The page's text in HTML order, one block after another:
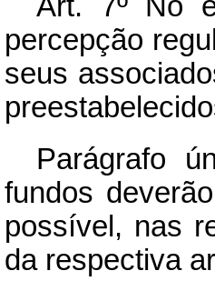
percepção
seus
Parágrafo
fundos
possível, nas
da respectiva